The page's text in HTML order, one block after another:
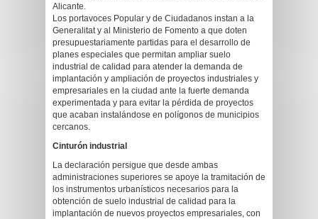
Alicante.
Los portavoces Popular y de Ciudadanos instan a la
Generalitat y al Ministerio de Fomento a que doten
presupuestariamente partidas para el desarrollo de
planes especiales que permitan ampliar suelo
industrial de calidad para atender la demanda de
implantación y ampliación de proyectos industriales y
empresariales en la ciudad ante la fuerte demanda
experimentada y para evitar la pérdida de proyectos
que acaban instalándose en polígonos de municipios
cercanos.
Cinturón industrial
La declaración persigue que desde ambas
administraciones superiores se apoye la tramitación de
los instrumentos urbanísticos necesarios para la
obtención de suelo industrial de calidad para la
implantación de nuevos proyectos empresariales, con